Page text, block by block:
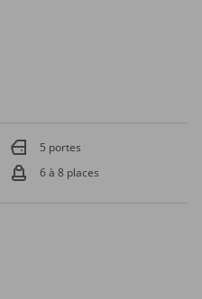
5 portes
6 à 8 places